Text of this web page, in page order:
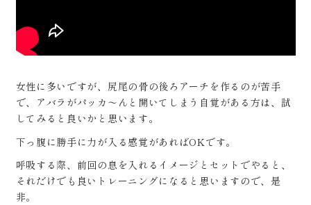
女性に多いですが、尻尾の骨の後ろアーチを作るのが苦手
で、アバラがパッカ〜んと開いてしまう自覚がある方は、試
してみると良いかと思います。
下っ腹に勝手に力が入る感覚があればOKです。
呼吸する際、前回の息を入れるイメージとセットでやると、
それだけでも良いトレーニングになると思いますので、是
非。